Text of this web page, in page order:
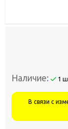
Наличие: 1
В связи с